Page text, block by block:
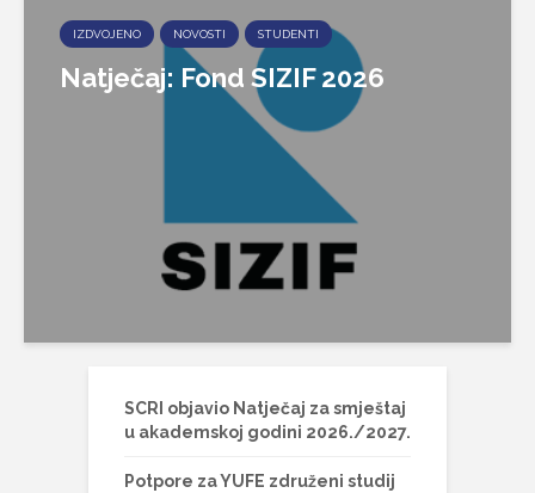
IZDVOJENO NOVOSTI STUDENTI
Natječaj: Fond SIZIF 2026
SCRI objavio Natječaj za smještaj
u akademskoj godini 2026./2027.
Potpore za YUFE združeni studij